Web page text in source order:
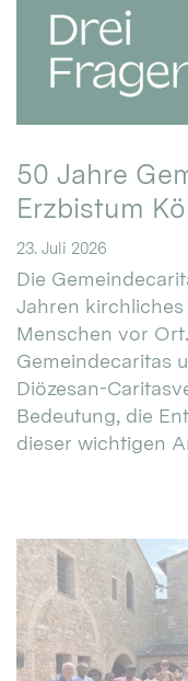
50 Jahre
Erzbistum
23. Juli 2026
Die
Jahren
Menschen vor
Gemeindecaritas
Diözesan-
Bedeutung, die
dieser wichtigen